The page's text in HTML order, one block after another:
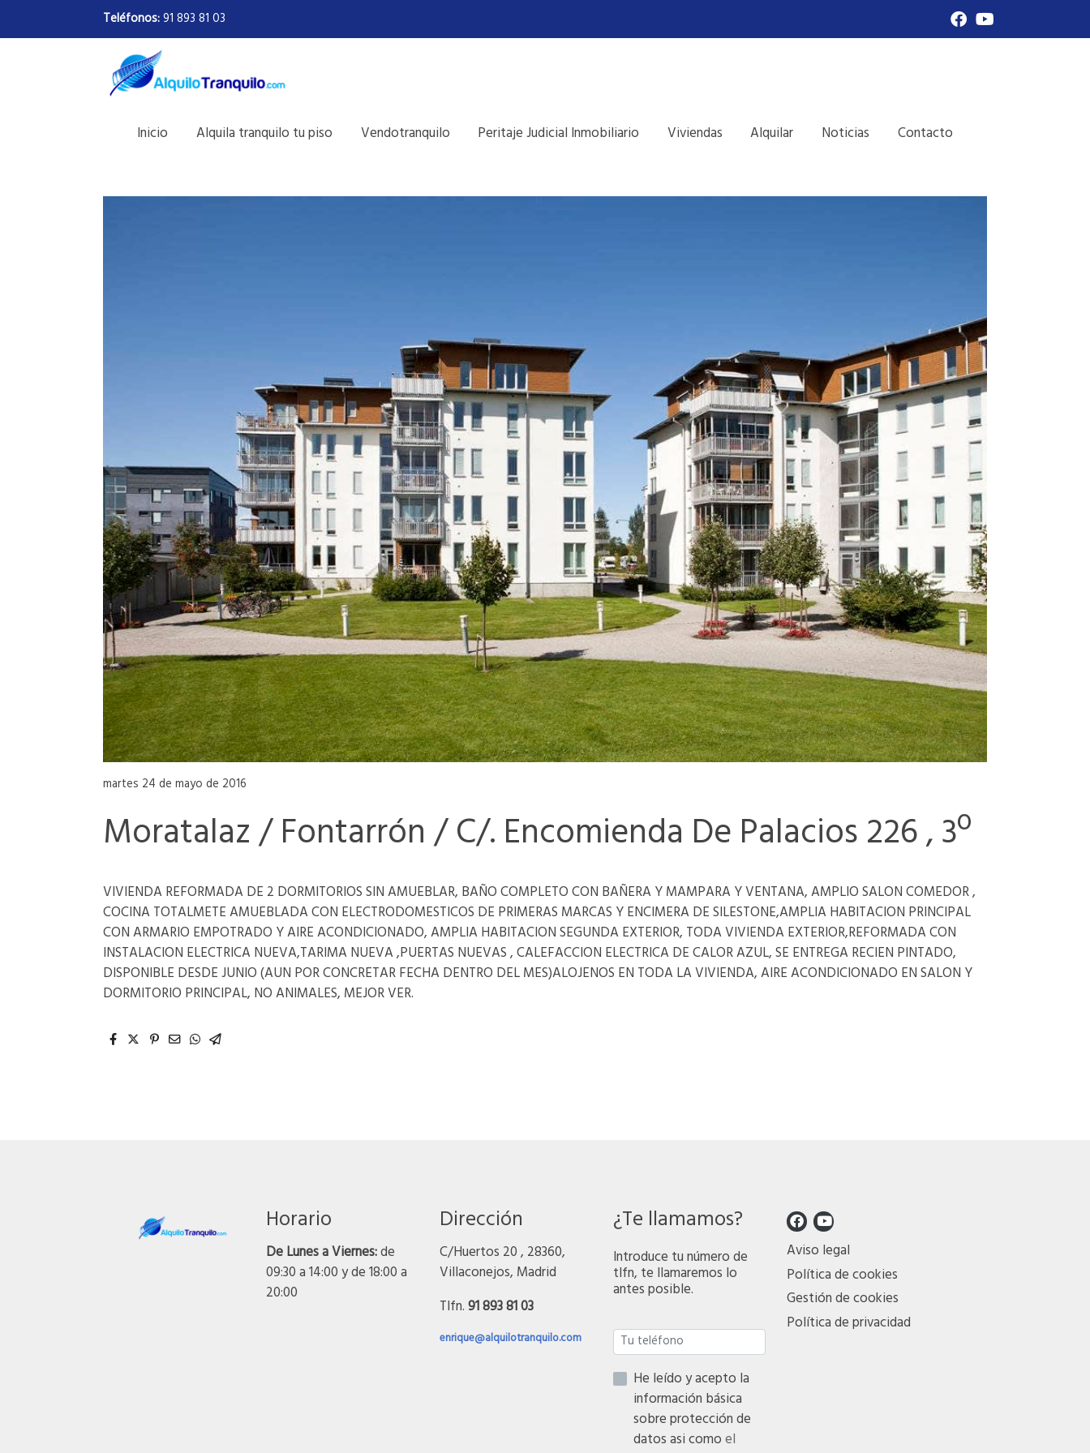
Teléfonos:91 893 81 03
Inicio Alquila tranquilo tu piso Vendotranquilo Peritaje Judicial Inmobiliario Viviendas Alquilar Noticias Contacto
martes 24 de mayo de 2016
Moratalaz / Fontarrón / C/. Encomienda De Palacios 226 , 3º
VIVIENDA REFORMADA DE 2 DORMITORIOS SIN AMUEBLAR, BAÑO COMPLETO CON BAÑERA Y MAMPARA Y VENTANA, AMPLIO SALON COMEDOR ,
COCINA TOTALMETE AMUEBLADA CON ELECTRODOMESTICOS DE PRIMERAS MARCAS Y ENCIMERA DE SILESTONE,AMPLIA HABITACION PRINCIPAL
CON ARMARIO EMPOTRADO Y AIRE ACONDICIONADO, AMPLIA HABITACION SEGUNDA EXTERIOR, TODA VIVIENDA EXTERIOR,REFORMADA CON
INSTALACION ELECTRICA NUEVA,TARIMA NUEVA ,PUERTAS NUEVAS , CALEFACCION ELECTRICA DE CALOR AZUL, SE ENTREGA RECIEN PINTADO,
DISPONIBLE DESDE JUNIO (AUN POR CONCRETAR FECHA DENTRO DEL MES)ALOJENOS EN TODA LA VIVIENDA, AIRE ACONDICIONADO EN SALON Y
DORMITORIO PRINCIPAL, NO ANIMALES, MEJOR VER.
Horario
De Lunes a Viernes:de
09:30 a 14:00 y de 18:00 a
20:00
Dirección
C/Huertos 20 , 28360,
Villaconejos, Madrid
Tlfn.91 893 81 03
enrique@alquilotranquilo.com
¿Te llamamos?
Introduce tu número de
tlfn, te llamaremos lo
antes posible.
He leído y acepto la
información básica
sobre protección de
datos asi comoel
Aviso legal
Política de cookies
Gestión de cookies
Política de privacidad